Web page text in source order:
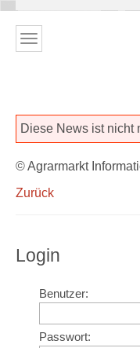
Diese News ist nicht
© Agrarmarkt
Zurück
Login
Benutzer:
Passwort: